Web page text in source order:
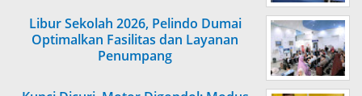
Libur Sekolah 2026, Pelindo Dumai
Optimalkan Fasilitas dan Layanan
Penumpang